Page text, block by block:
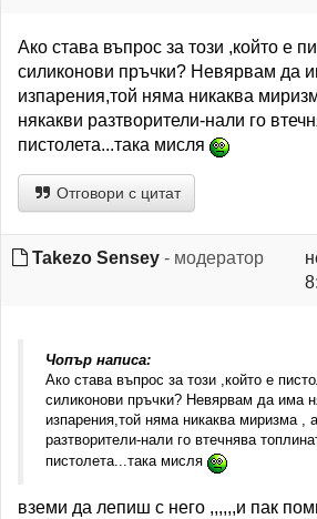
Ако става въпрос за този ,който е
силиконови пръчки? Невярвам да
изпарения,той няма никаква
някакви разтворители-нали го
пистолета...така мисля
Отговори с цитат
Takezo Sensey - модератор
Чопър написа:
Ако става въпрос за този ,който е
силиконови пръчки? Невярвам да има
изпарения,той няма никаква миризма ,
разтворители-нали го втечнява
пистолета...така мисля
вземи да лепиш с него ,,,,,,и пак